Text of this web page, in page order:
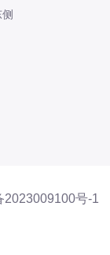
2023009100号-1